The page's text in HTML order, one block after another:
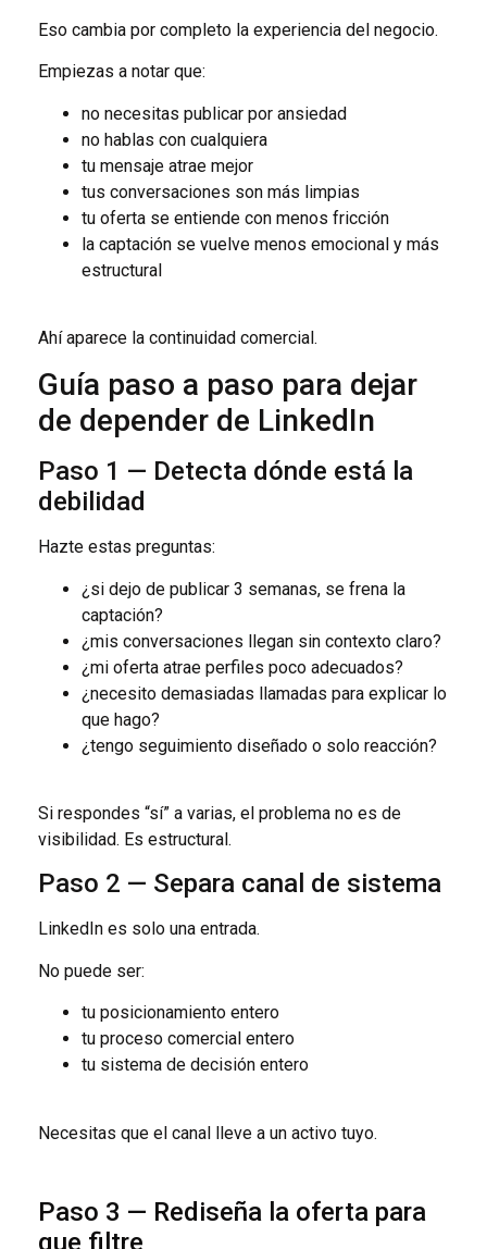
Eso cambia por completo la experiencia del negocio.
Empiezas a notar que:
no necesitas publicar por ansiedad
no hablas con cualquiera
tu mensaje atrae mejor
tus conversaciones son más limpias
tu oferta se entiende con menos fricción
la captación se vuelve menos emocional y más
estructural
Ahí aparece la continuidad comercial.
Guía paso a paso para dejar
de depender de LinkedIn
Paso 1 — Detecta dónde está la
debilidad
Hazte estas preguntas:
¿si dejo de publicar 3 semanas, se frena la
captación?
¿mis conversaciones llegan sin contexto claro?
¿mi oferta atrae perfiles poco adecuados?
¿necesito demasiadas llamadas para explicar lo
que hago?
¿tengo seguimiento diseñado o solo reacción?
Si respondes “sí” a varias, el problema no es de
visibilidad. Es estructural.
Paso 2 — Separa canal de sistema
LinkedIn es solo una entrada.
No puede ser:
tu posicionamiento entero
tu proceso comercial entero
tu sistema de decisión entero
Necesitas que el canal lleve a un activo tuyo.
Paso 3 — Rediseña la oferta para
que filtre